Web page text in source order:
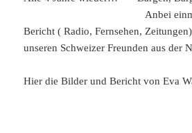
Anbei einmal
Bericht ( Radio, Fernsehen,
unseren Schweizer Freunden aus der
Hier die Bilder und Bericht von Eva